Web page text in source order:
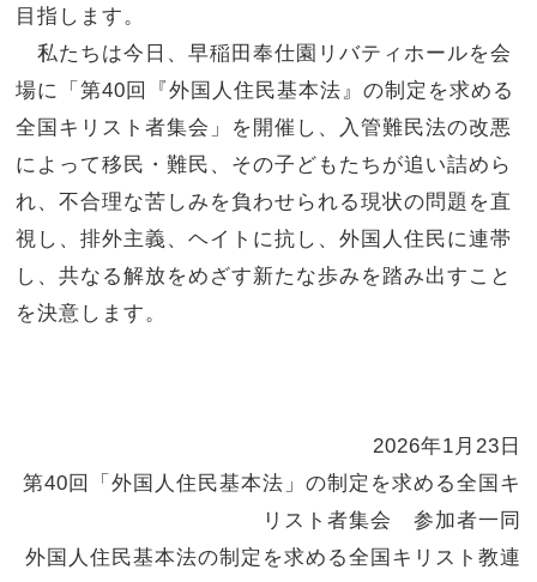
目指します。
私たちは今日、早稲田奉仕園リバティホールを会
場に「第40回『外国人住民基本法』の制定を求める
全国キリスト者集会」を開催し、入管難民法の改悪
によって移民・難民、その子どもたちが追い詰めら
れ、不合理な苦しみを負わせられる現状の問題を直
視し、排外主義、ヘイトに抗し、外国人住民に連帯
し、共なる解放をめざす新たな歩みを踏み出すこと
を決意します。
2026年1 月 23 日
第40 回「外国人住民基本法」の制定を求める全国キ
リスト者集会 参加者一同
外国人住民基本法の制定を求める全国キリスト教連